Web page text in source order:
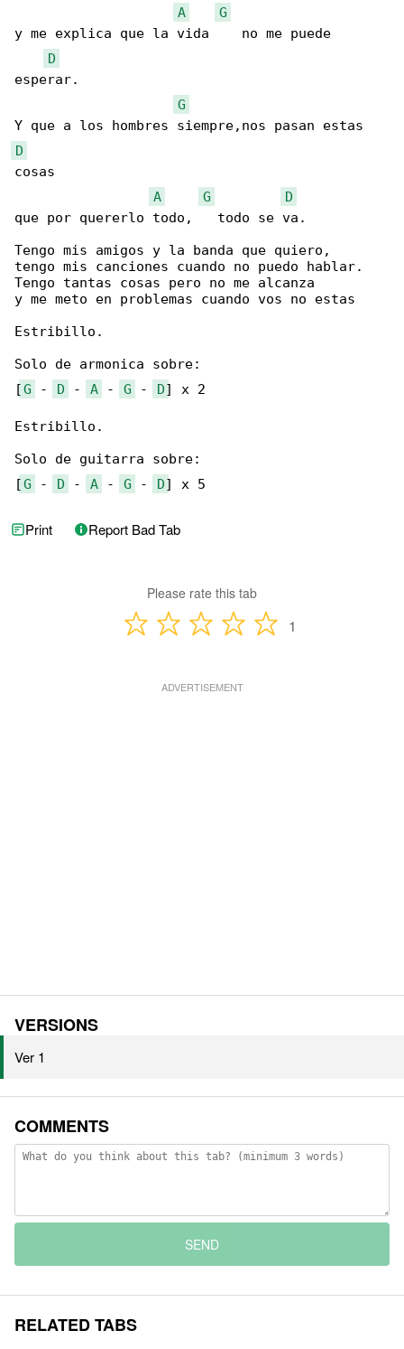
A
G
y me explica que la vida    no me puede
D
esperar.
G
D
cosas
A
G
D
que por quererlo todo,   todo se va.
Tengo mis amigos y la banda que quiero,
tengo mis canciones cuando no puedo hablar.
Tengo tantas cosas pero no me alcanza
y me meto en problemas cuando vos no estas
Estribillo.
Solo de armonica sobre:
[G - D - A - G - D] x 2
Estribillo.
Solo de guitarra sobre:
[G - D - A - G - D] x 5
Print Report Bad Tab
Please rate this tab
1
VERSIONS
Ver 1
COMMENTS
SEND
RELATED TABS